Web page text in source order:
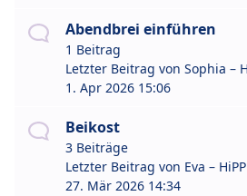
Abendbrei einführen
1 Beitrag
Letzter Beitrag von Sophia –
1. Apr 2026 15:06
Beikost
3 Beiträge
Letzter Beitrag von Eva –
27. Mär 2026 14:34